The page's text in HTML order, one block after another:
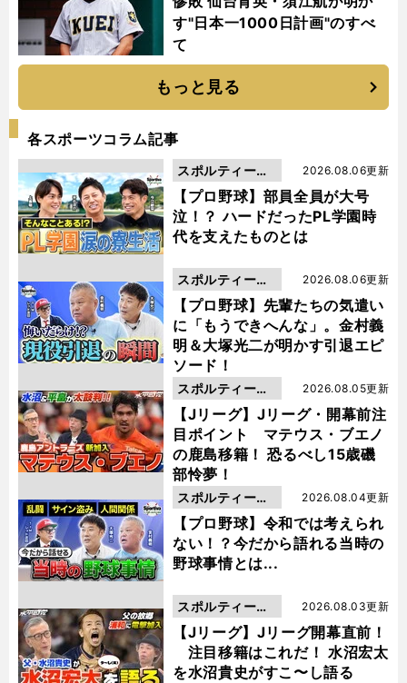
す"日本一1000日計画"のすべ
て
もっと見る
各スポーツコラム記事
【プロ野球】部員全員が大号
泣！？ ハードだったPL学園時
代を支えたものとは
2026.08.06更新
スポルティーバ
動画
【プロ野球】先輩たちの気遣い
に「もうできへんな」。金村義
明＆大塚光二が明かす引退エピ
ソード！
2026.08.06更新
スポルティーバ
動画
【Jリーグ】Jリーグ・開幕前注
目ポイント マテウス・ブエノ
の鹿島移籍！ 恐るべし15歳磯
部怜夢！
2026.08.05更新
スポルティーバ
動画
【プロ野球】令和では考えられ
ない！？今だから語れる当時の
野球事情とは...
2026.08.04更新
スポルティーバ
動画
【Jリーグ】Jリーグ開幕直前！
注目移籍はこれだ！ 水沼宏太
を水沼貴史がすこ〜し語る
2026.08.03更新
スポルティーバ
動画